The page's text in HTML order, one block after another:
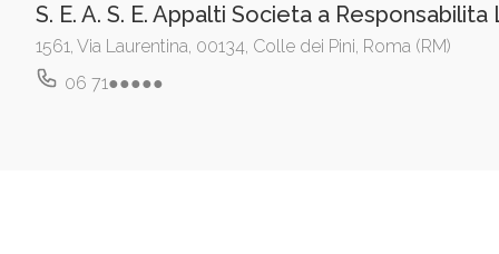
S. E. A. S. E. Appalti Societa a
1561, Via Laurentina, 00134, Colle dei Pini, Roma (RM)
06 71●●●●●